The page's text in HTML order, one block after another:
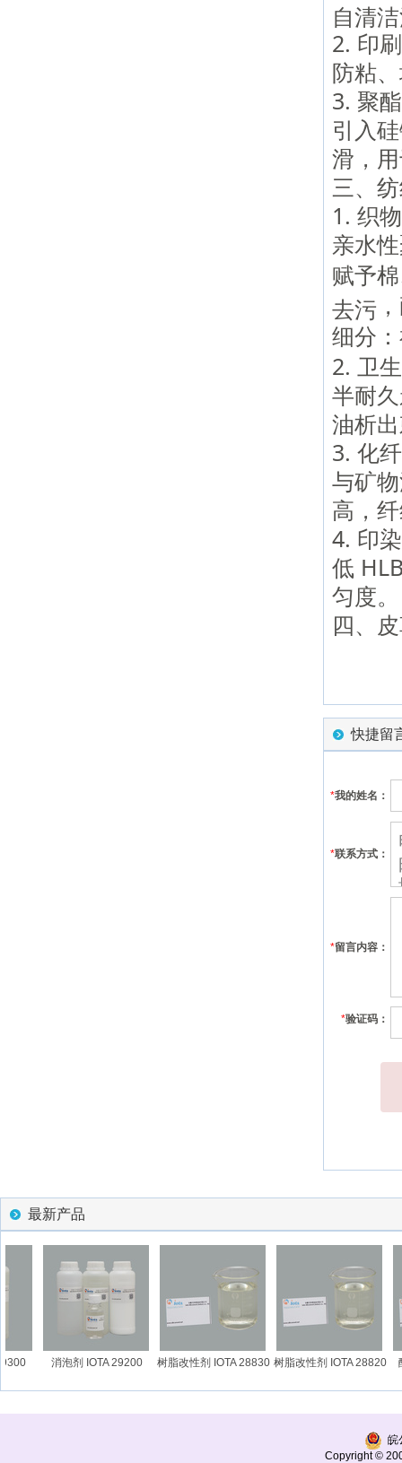
自清
2. 印
防粘
3. 聚
引入
滑，
三、
1. 织
亲水
赋予
去污
细分
2. 卫
半耐
油析
3. 化
与矿
高，
4. 印
低
匀度。
四、
快捷留
*我的姓名：
*联系方式：
*留言内容：
*验证码：
最新产品
消泡剂 IOTA 29200 树脂改性剂 IOTA 28830 树脂改性剂 IOTA 28820
皖
Copyright ©